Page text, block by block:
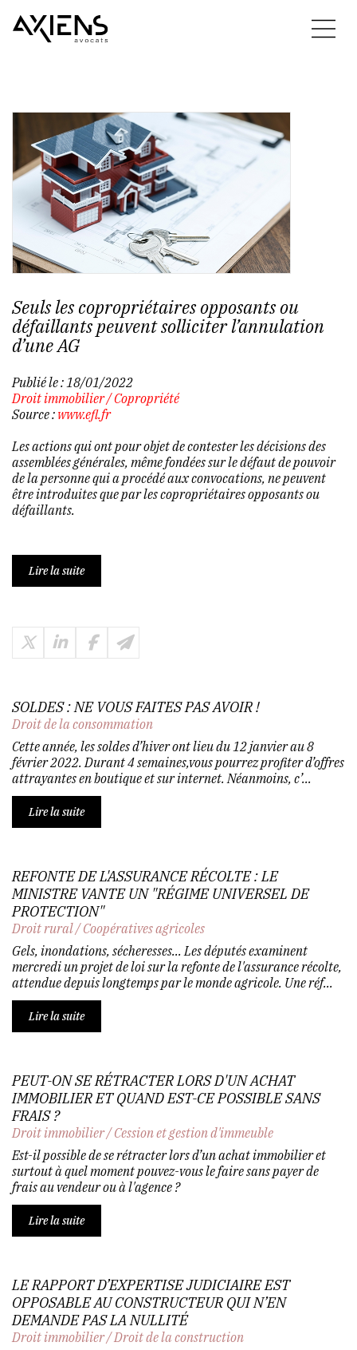
Seuls les copropriétaires opposants ou
défaillants peuvent solliciter l’annulation
d’une AG
Publié le : 18/01/2022
Droit immobilier/Copropriété
Source : www.efl.fr
Les actions qui ont pour objet de contester les décisions des
assemblées générales, même fondées sur le défaut de pouvoir
de la personne qui a procédé aux convocations, ne peuvent
être introduites que par les copropriétaires opposants ou
défaillants.
Lire la suite
SOLDES : NE VOUS FAITES PAS AVOIR !
Droit de la consommation
Cette année, les soldes d’hiver ont lieu du 12 janvier au 8
février 2022. Durant 4 semaines,vous pourrez profiter d’offres
attrayantes en boutique et sur internet. Néanmoins, c’...
Lire la suite
REFONTE DE L'ASSURANCE RÉCOLTE : LE
MINISTRE VANTE UN "RÉGIME UNIVERSEL DE
PROTECTION"
Droit rural/Coopératives agricoles
Gels, inondations, sécheresses... Les députés examinent
mercredi un projet de loi sur la refonte de l'assurance récolte,
attendue depuis longtemps par le monde agricole. Une réf...
Lire la suite
PEUT-ON SE RÉTRACTER LORS D'UN ACHAT
IMMOBILIER ET QUAND EST-CE POSSIBLE SANS
FRAIS ?
Droit immobilier/Cession et gestion d'immeuble
Est-il possible de se rétracter lors d’un achat immobilier et
surtout à quel moment pouvez-vous le faire sans payer de
frais au vendeur ou à l'agence ?
Lire la suite
LE RAPPORT D’EXPERTISE JUDICIAIRE EST
OPPOSABLE AU CONSTRUCTEUR QUI N’EN
DEMANDE PAS LA NULLITÉ
Droit immobilier/Droit de la construction